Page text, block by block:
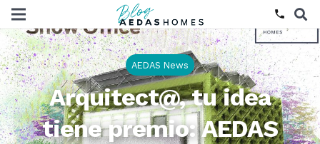
phone
AEDAS News
Arquitect@, tu idea
tiene premio: AEDAS